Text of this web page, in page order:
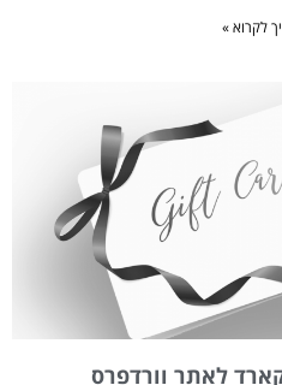
לקרוא »
לאתר וורדפרס